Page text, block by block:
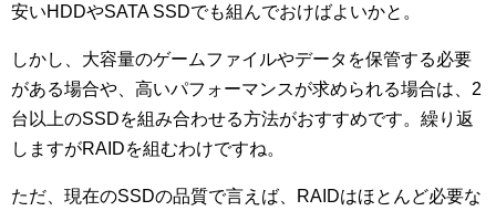
安いHDDやSATA SSDでも組んでおけばよいかと。
しかし、大容量のゲームファイルやデータを保管する必要
がある場合や、高いパフォーマンスが求められる場合は、2
台以上のSSDを組み合わせる方法がおすすめです。繰り返
しますがRAIDを組むわけですね。
ただ、現在のSSDの品質で言えば、RAIDはほとんど必要な